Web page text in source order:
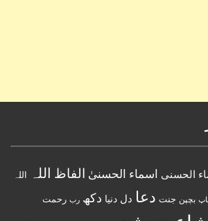
الحسنى اسماء الحسنیٰ الفاظ اللہ اللہ
باپ بچپن جنت دعا دل دنیا دکھ رب رحمت